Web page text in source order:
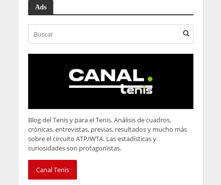
Ads
Blog del Tenis y para el Tenis. Análisis de cuadros,
crónicas, entrevistas, previas, resultados y mucho más
sobre el circuito ATP/WTA. Las estadísticas y
curiosidades son protagonistas.
Canal Tenis